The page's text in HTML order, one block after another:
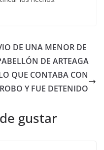
DE UNA MENOR DE
DE ARTEAGA
QUE CONTABA CON
Y FUE DETENIDO
gustar